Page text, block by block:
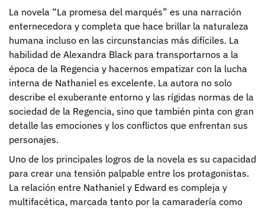
La novela “La promesa del marqués” es una narración
enternecedora y completa que hace brillar la naturaleza
humana incluso en las circunstancias más difíciles. La
habilidad de Alexandra Black para transportarnos a la
época de la Regencia y hacernos empatizar con la lucha
interna de Nathaniel es excelente. La autora no solo
describe el exuberante entorno y las rígidas normas de la
sociedad de la Regencia, sino que también pinta con gran
detalle las emociones y los conflictos que enfrentan sus
personajes.
Uno de los principales logros de la novela es su capacidad
para crear una tensión palpable entre los protagonistas.
La relación entre Nathaniel y Edward es compleja y
multifacética, marcada tanto por la camaradería como